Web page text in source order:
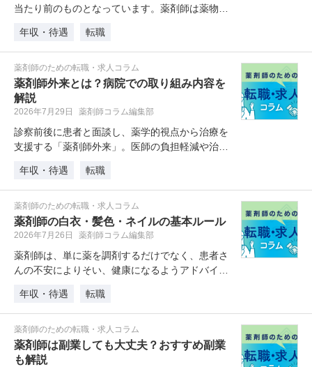
当たり前のものとなっています。薬剤師は薬物療
年収・待遇
転職
薬剤師のための転職・求人コラム
薬剤師外来とは？病院での取り組み内容を
解説
2026年7月29日 薬剤師コラム編集部
診察前後に患者と面談し、薬学的視点から治療を
支援する「薬剤師外来」。医師の負担軽減や治療
年収・待遇
転職
薬剤師のための転職・求人コラム
薬剤師の白衣・髪色・ネイルの基本ルール
2026年7月26日 薬剤師コラム編集部
薬剤師は、単に薬を調剤するだけでなく、患者さ
んの不安によりそい、健康になるようアドバイス
年収・待遇
転職
薬剤師のための転職・求人コラム
薬剤師は副業しても大丈夫？おすすめ副業
も解説